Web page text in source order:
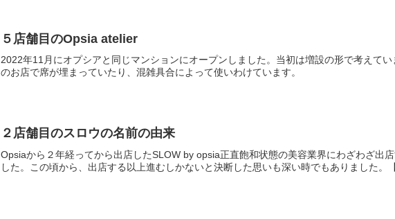
５店舗目のOpsia atelier
2022年11月にオプシアと同じマンションにオープンしました。当初は増設の形で考えて
のお店で席が埋まっていたり、混雑具合によって使いわけています。
２店舗目のスロウの名前の由来
Opsiaから２年経ってから出店したSLOW by opsia正直飽和状態の美容業界にわざわざ出
した。この頃から、出店する以上進むしかないと決断した思いも深い時でもありました。